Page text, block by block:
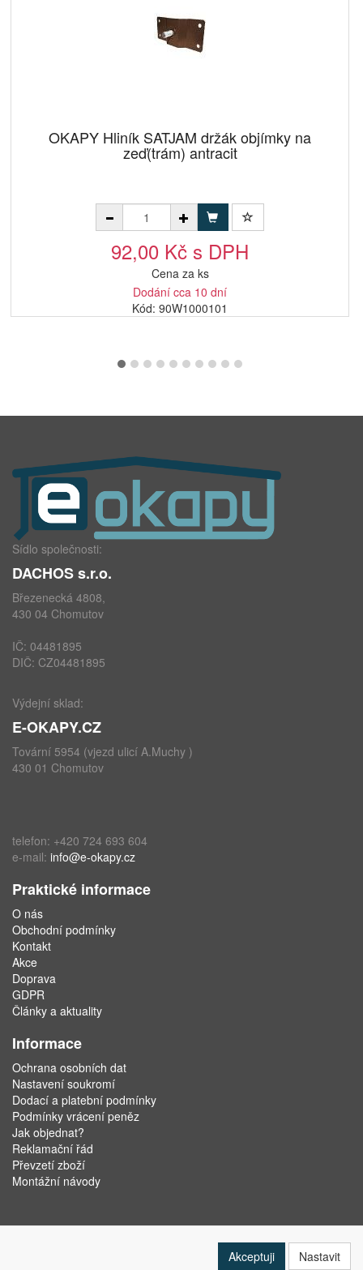
OKAPY Hliník SATJAM držák objímky na
zeď(trám) antracit
92,00 Kč s DPH
Cena za ks
Dodání cca 10 dní
Kód: 90W1000101
Sídlo společnosti:
DACHOS s.r.o.
Březenecká 4808,
430 04 Chomutov
IČ: 04481895
DIČ: CZ04481895
Výdejní sklad:
E-OKAPY.CZ
Tovární 5954 (vjezd ulicí A.Muchy )
430 01 Chomutov
telefon: +420 724 693 604
e-mail: info@e-okapy.cz
Praktické informace
O nás
Obchodní podmínky
Kontakt
Akce
Doprava
GDPR
Články a aktuality
Informace
Ochrana osobních dat
Nastavení soukromí
Dodací a platební podmínky
Podmínky vrácení peněz
Jak objednat?
Reklamační řád
Převzetí zboží
Montážní návody
Akceptuji Nastavit